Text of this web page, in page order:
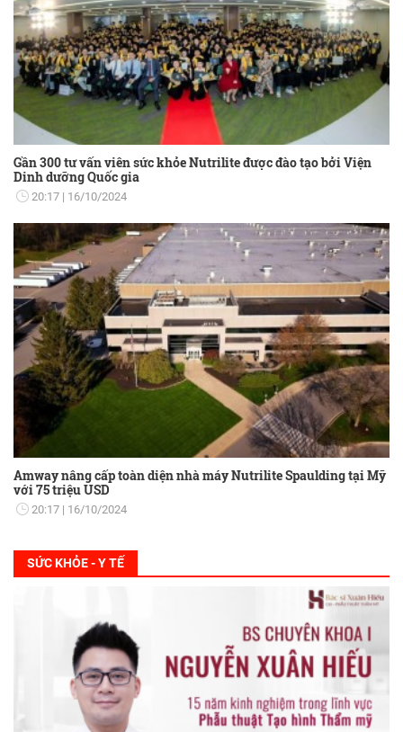
Gần 300 tư vấn viên sức khỏe Nutrilite được đào tạo bởi Viện
Dinh dưỡng Quốc gia
20:17 16/10/2024
Amway nâng cấp toàn diện nhà máy Nutrilite Spaulding tại Mỹ
với 75 triệu USD
20:17 16/10/2024
SỨC KHỎE - Y TẾ